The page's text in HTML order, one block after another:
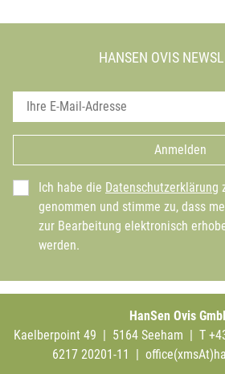
HANSEN OVIS
Anmelden
Ich habe die Datenschutzerklärung
genommen und stimme zu, dass
zur Bearbeitung elektronisch
werden.
HanSen Ovis
Kaelberpoint 49 | 5164 Seeham | T
6217 20201-11 |